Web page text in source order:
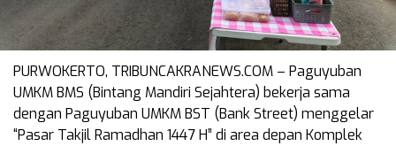
PURWOKERTO, TRIBUNCAKRANEWS.COM – Paguyuban
UMKM BMS (Bintang Mandiri Sejahtera) bekerja sama
dengan Paguyuban UMKM BST (Bank Street) menggelar
“Pasar Takjil Ramadhan 1447 H” di area depan Komplek